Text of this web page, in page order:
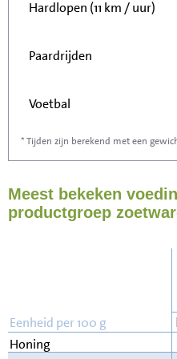
Hardlopen (11 km / uur)
Paardrijden
Voetbal
Stofzuigen
Strijken
* Tijden zijn berekend met een
Meest bekeken
productgroep
Eenheid per 100 g
Honing